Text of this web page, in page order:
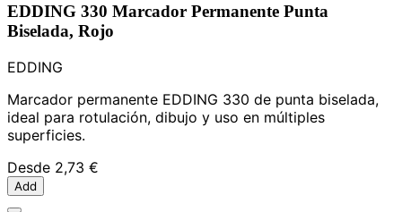
EDDING 330 Marcador Permanente Punta
Biselada, Rojo
EDDING
Marcador permanente EDDING 330 de punta biselada,
ideal para rotulación, dibujo y uso en múltiples
superficies.
Desde 2,73 €
Add